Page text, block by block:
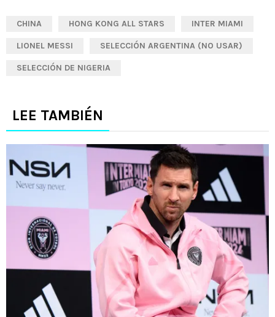
CHINA HONG KONG ALL STARS INTER MIAMI
LIONEL MESSI SELECCIÓN ARGENTINA (NO USAR)
SELECCIÓN DE NIGERIA
LEE TAMBIÉN